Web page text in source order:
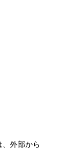
、外部から